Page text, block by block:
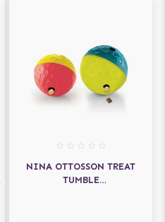
NINA OTTOSSON TREAT
TUMBLE